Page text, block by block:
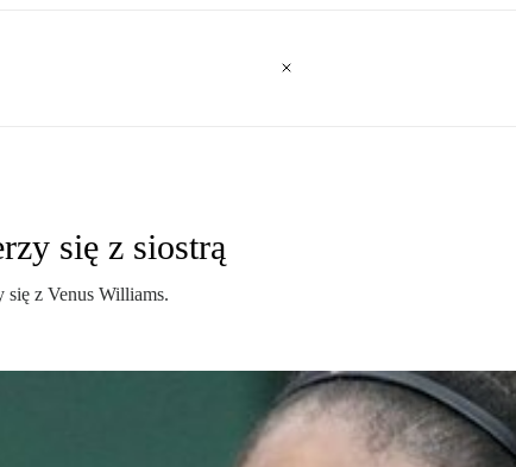
się z siostrą
z Venus Williams.